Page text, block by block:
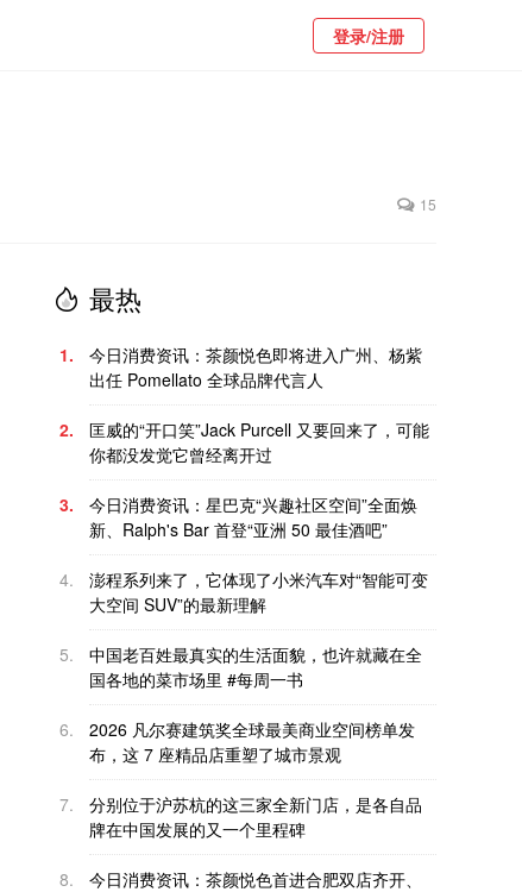
登录/注册
15
最热
1.
今日消费资讯：茶颜悦色即将进入广州、杨紫
出任 Pomellato 全球品牌代言人
2.
匡威的“开口笑”Jack Purcell 又要回来了，可能
你都没发觉它曾经离开过
3.
今日消费资讯：星巴克“兴趣社区空间”全面焕
新、Ralph's Bar 首登“亚洲 50 最佳酒吧”
4.
澎程系列来了，它体现了小米汽车对“智能可变
大空间 SUV”的最新理解
5.
中国老百姓最真实的生活面貌，也许就藏在全
国各地的菜市场里 #每周一书
6.
2026 凡尔赛建筑奖全球最美商业空间榜单发
布，这 7 座精品店重塑了城市景观
7.
分别位于沪苏杭的这三家全新门店，是各自品
牌在中国发展的又一个里程碑
8.
今日消费资讯：茶颜悦色首进合肥双店齐开、